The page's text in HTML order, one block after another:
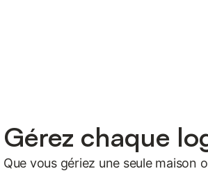
Gérez chaque
Que vous gériez une seule maison